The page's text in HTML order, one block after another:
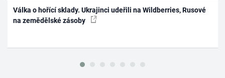
Válka o hořící sklady. Ukrajinci udeřili na Wildberries, Rusové
na zemědělské zásoby